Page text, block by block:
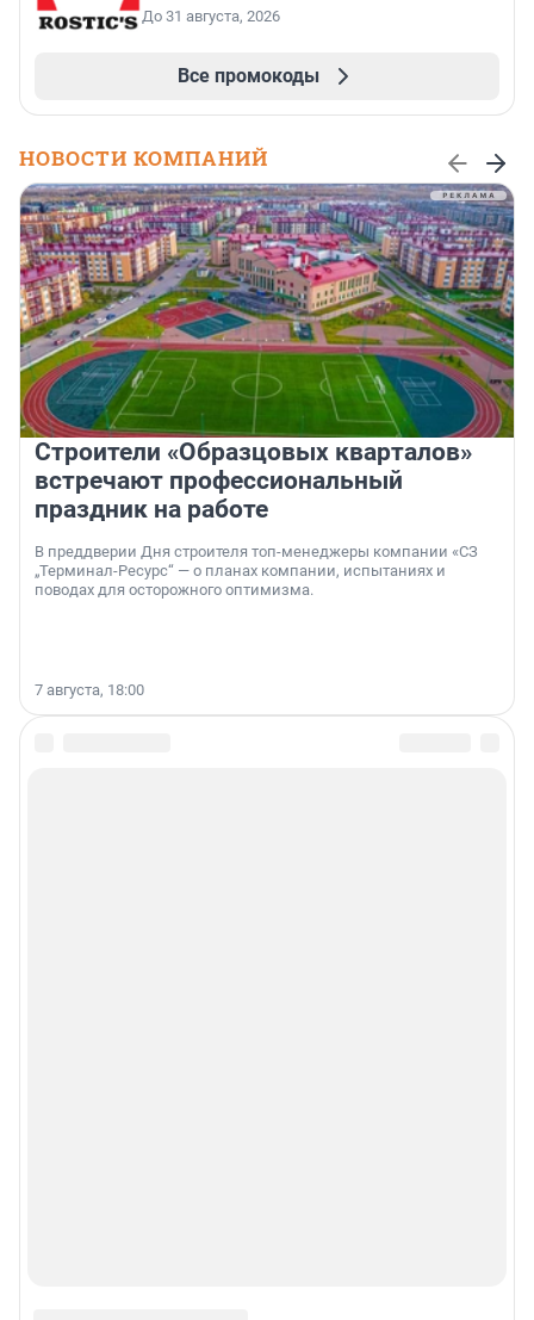
До 31 августа, 2026
Все промокоды
НОВОСТИ КОМПАНИЙ
Строители «Образцовых кварталов»
встречают профессиональный
праздник на работе
В преддверии Дня строителя топ-менеджеры компании «СЗ
„Терминал-Ресурс“ — о планах компании, испытаниях и
поводах для осторожного оптимизма.
7 августа, 18:00